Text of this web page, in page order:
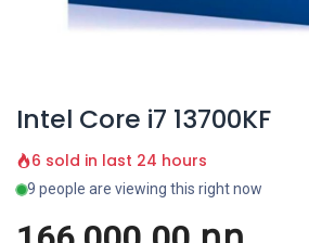
Intel Core i7 13700KF
6 sold in last 24 hours
9 people are viewing this right now